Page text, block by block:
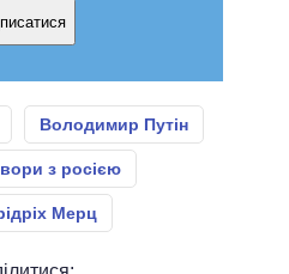
Володимир Путін
з росією
Мерц